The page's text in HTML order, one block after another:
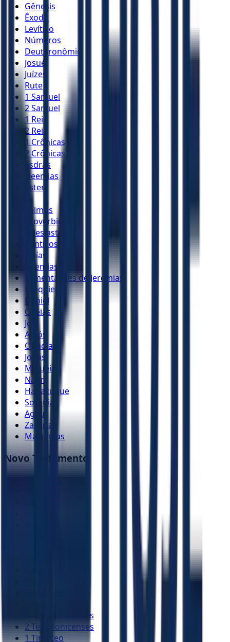
Gênesis
Êxodo
Levítico
Números
Deuteronômio
Josué
Juízes
Rute
1 Samuel
2 Samuel
1 Reis
2 Reis
1 Crônicas
2 Crônicas
Esdras
Neemias
Ester
Jó
Salmos
Provérbios
Eclesiastes
Cânticos
Isaías
Jeremias
Lamentações de Jeremias
Ezequiel
Daniel
Oséias
Joel
Amós
Obadias
Jonas
Miquéias
Naum
Habacuque
Sofonias
Ageu
Zacarias
Malaquias
Novo Testamento
1 Tessalonicenses
2 Tessalonicenses
1 Timóteo